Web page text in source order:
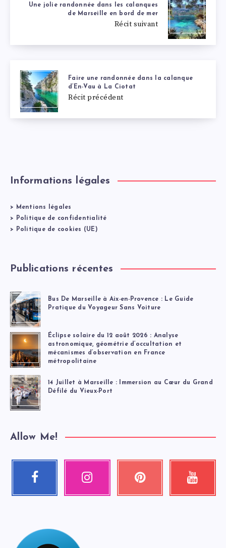
Une jolie randonnée dans les calanques
de Marseille en bord de mer
Récit suivant
Faire une randonnée dans la calanque
d’En-Vau à La Ciotat
Récit précédent
Informations légales
>
Mentions légales
>
Politique de confidentialité
>
Politique de cookies (UE)
Publications récentes
Bus De Marseille à Aix-en-Provence : Le Guide
Pratique du Voyageur Sans Voiture
Éclipse solaire du 12 août 2026 : Analyse
astronomique, géométrie d’occultation et
mécanismes d’observation en France
métropolitaine
14 Juillet à Marseille : Immersion au Cœur du Grand
Défilé du Vieux-Port
Allow Me!
Facebook Instagram Pinterest
Épinglez
Youtube
Regardez